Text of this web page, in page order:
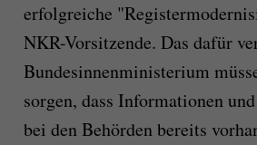
erfolgreiche
NKR-Vorsitzende. Das dafür
Bundesinnenministerium
sorgen, dass Informationen
bei den Behörden bereits